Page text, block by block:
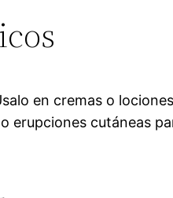
en cremas o
erupciones cutáneas